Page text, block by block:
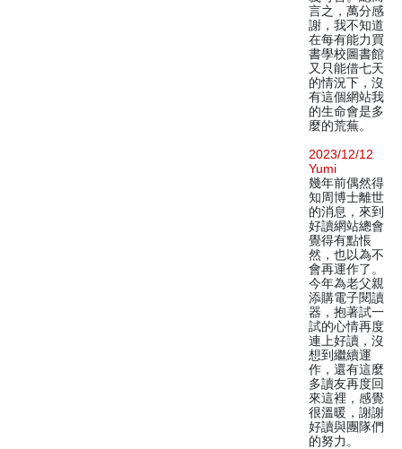
言之，萬分感
謝，我不知道
在每有能力買
書學校圖書館
又只能借七天
的情況下，沒
有這個網站我
的生命會是多
麼的荒蕪。
2023/12/12
Yumi
幾年前偶然得
知周博士離世
的消息，來到
好讀網站總會
覺得有點悵
然，也以為不
會再運作了。
今年為老父親
添購電子閱讀
器，抱著試一
試的心情再度
連上好讀，沒
想到繼續運
作，還有這麼
多讀友再度回
來這裡，感覺
很溫暖，謝謝
好讀與團隊們
的努力。